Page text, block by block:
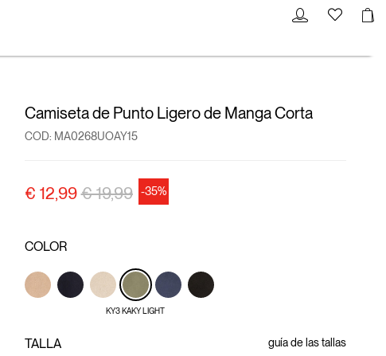
Camiseta de Punto Ligero de Manga Corta
COD: MA0268UOAY15
€ 12,99precio rebajado desde
€ 19,99a -35%
COLOR
KY3 KAKY LIGHT
TALLA guía de las tallas